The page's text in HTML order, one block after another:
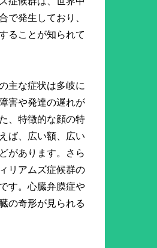
で発生しており、
ることが知られて
主な症状は多岐に
害や発達の遅れが
、特徴的な顔の特
ば、広い額、広い
があります。さら
リアムズ症候群の
す。心臓弁膜症や
の奇形が見られる